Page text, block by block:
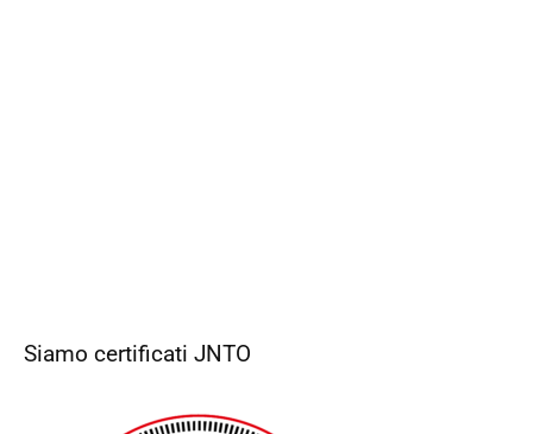
Siamo certificati JNTO